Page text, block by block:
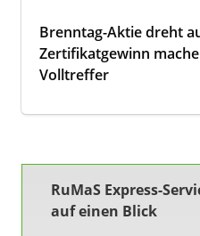
Brenntag-Aktie dreht
Zertifikatgewinn
Volltreffer
RuMaS Express-
auf einen Blick